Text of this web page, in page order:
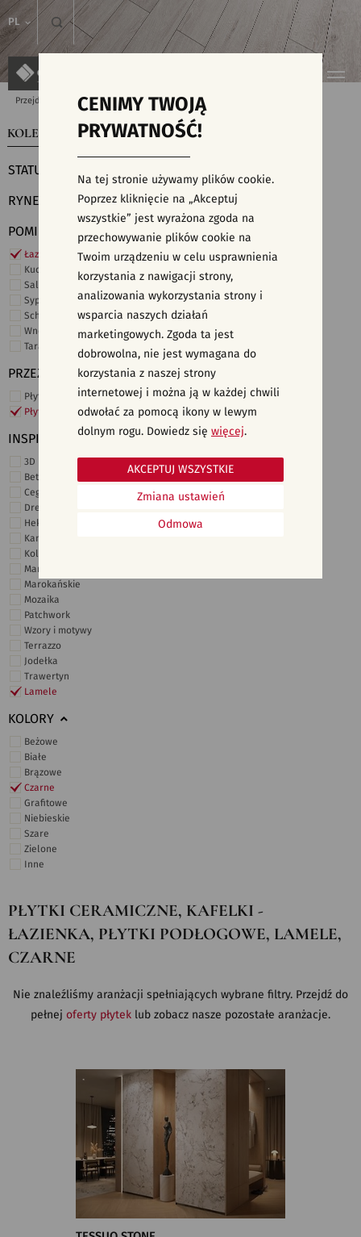
PL
Przejdź do strony głównej Kolekcje
KOLEKCJE WYSZUKIWARKA PŁYTEK
STATUS
RYNEK
POMIESZCZENIE
Łazienka
Kuchnia
Salon i hol
Sypialnia
Schody
Wnętrza komercyjne
Taras i ogród
PRZEZNACZENIE
Płytki ścienne
Płytki podłogowe
INSPIRACJE
3D i struktury
Beton
Cegiełki
Drewno
Heksagonalne
Kamień
Kolor
Marmur
Marokańskie
Mozaika
Patchwork
Wzory i motywy
Terrazzo
Jodełka
Trawertyn
Lamele
KOLORY
Beżowe
Białe
Brązowe
Czarne
Grafitowe
Niebieskie
Szare
Zielone
Inne
PŁYTKI CERAMICZNE, KAFELKI -
ŁAZIENKA, PŁYTKI PODŁOGOWE, LAMELE,
CZARNE
Nie znaleźliśmy aranżacji spełniających wybrane filtry. Przejdź do
pełnej oferty płytek lub zobacz nasze pozostałe aranżacje.
CENIMY TWOJĄ
PRYWATNOŚĆ!
Na tej stronie używamy plików cookie.
Poprzez kliknięcie na „Akceptuj
wszystkie” jest wyrażona zgoda na
przechowywanie plików cookie na
Twoim urządzeniu w celu usprawnienia
korzystania z nawigacji strony,
analizowania wykorzystania strony i
wsparcia naszych działań
marketingowych. Zgoda ta jest
dobrowolna, nie jest wymagana do
korzystania z naszej strony
internetowej i można ją w każdej chwili
odwołać za pomocą ikony w lewym
dolnym rogu. Dowiedz się więcej.
Odmowa
Zmiana ustawień
AKCEPTUJ WSZYSTKIE